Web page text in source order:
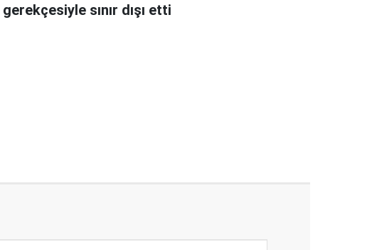
gerekçesiyle sınır dışı etti